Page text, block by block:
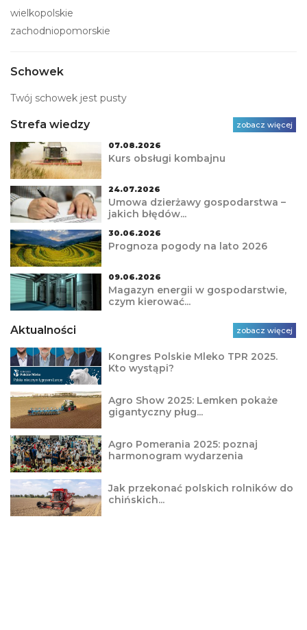
wielkopolskie
zachodniopomorskie
Schowek
Twój schowek jest pusty
Strefa wiedzy zobacz więcej
07.08.2026
Kurs obsługi kombajnu
24.07.2026
Umowa dzierżawy gospodarstwa –
jakich błędów...
30.06.2026
Prognoza pogody na lato 2026
09.06.2026
Magazyn energii w gospodarstwie,
czym kierować...
Aktualności zobacz więcej
Kongres Polskie Mleko TPR 2025.
Kto wystąpi?
Agro Show 2025: Lemken pokaże
gigantyczny pług...
Agro Pomerania 2025: poznaj
harmonogram wydarzenia
Jak przekonać polskich rolników do
chińskich...